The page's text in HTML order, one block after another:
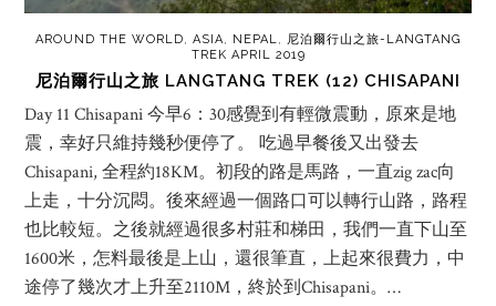
AROUND THE WORLD, ASIA, NEPAL, 尼泊爾行山之旅-LANGTANG
TREK APRIL 2019
尼泊爾行山之旅 LANGTANG TREK (12) CHISAPANI
Day 11 Chisapani 今早6：30感覺到有輕微震動，原來是地
震，幸好只維持幾秒便停了。 吃過早餐後又出發去
Chisapani, 全程約18KM。初段的路是馬路，一直zig zac向
上走，十分沉悶。後來經過一個路口可以轉行山路，路程
也比較短。之後就經過很多村莊和梯田，我們一直下山至
1600米，怎料最後是上山，還很筆直，上起來很費力，中
途停了幾次才上升至2110M，終於到Chisapani。…